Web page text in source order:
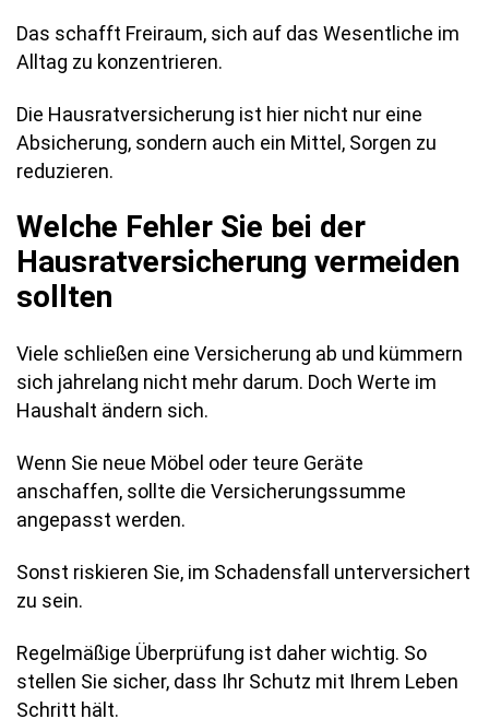
Das schafft Freiraum, sich auf das Wesentliche im
Alltag zu konzentrieren.
Die Hausratversicherung ist hier nicht nur eine
Absicherung, sondern auch ein Mittel, Sorgen zu
reduzieren.
Welche Fehler Sie bei der
Hausratversicherung vermeiden
sollten
Viele schließen eine Versicherung ab und kümmern
sich jahrelang nicht mehr darum. Doch Werte im
Haushalt ändern sich.
Wenn Sie neue Möbel oder teure Geräte
anschaffen, sollte die Versicherungssumme
angepasst werden.
Sonst riskieren Sie, im Schadensfall unterversichert
zu sein.
Regelmäßige Überprüfung ist daher wichtig. So
stellen Sie sicher, dass Ihr Schutz mit Ihrem Leben
Schritt hält.